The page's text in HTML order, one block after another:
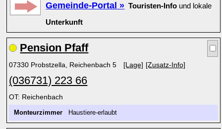
Gemeinde-Portal » Touristen-Info und lokale
Unterkunft
Pension Pfaff
07330 Probstzella, Reichenbach 5 [Lage] [Zusatz-Info]
(036731) 223 66
OT: Reichenbach
Monteurzimmer Haustiere-erlaubt